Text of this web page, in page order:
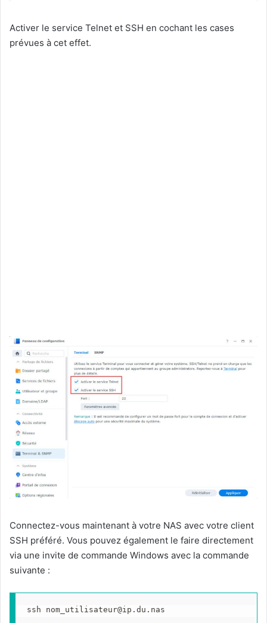
Activer le service Telnet et SSH en cochant les cases
prévues à cet effet.
Connectez-vous maintenant à votre NAS avec votre client
SSH préféré. Vous pouvez également le faire directement
via une invite de commande Windows avec la commande
suivante :
ssh nom_utilisateur@ip.du.nas